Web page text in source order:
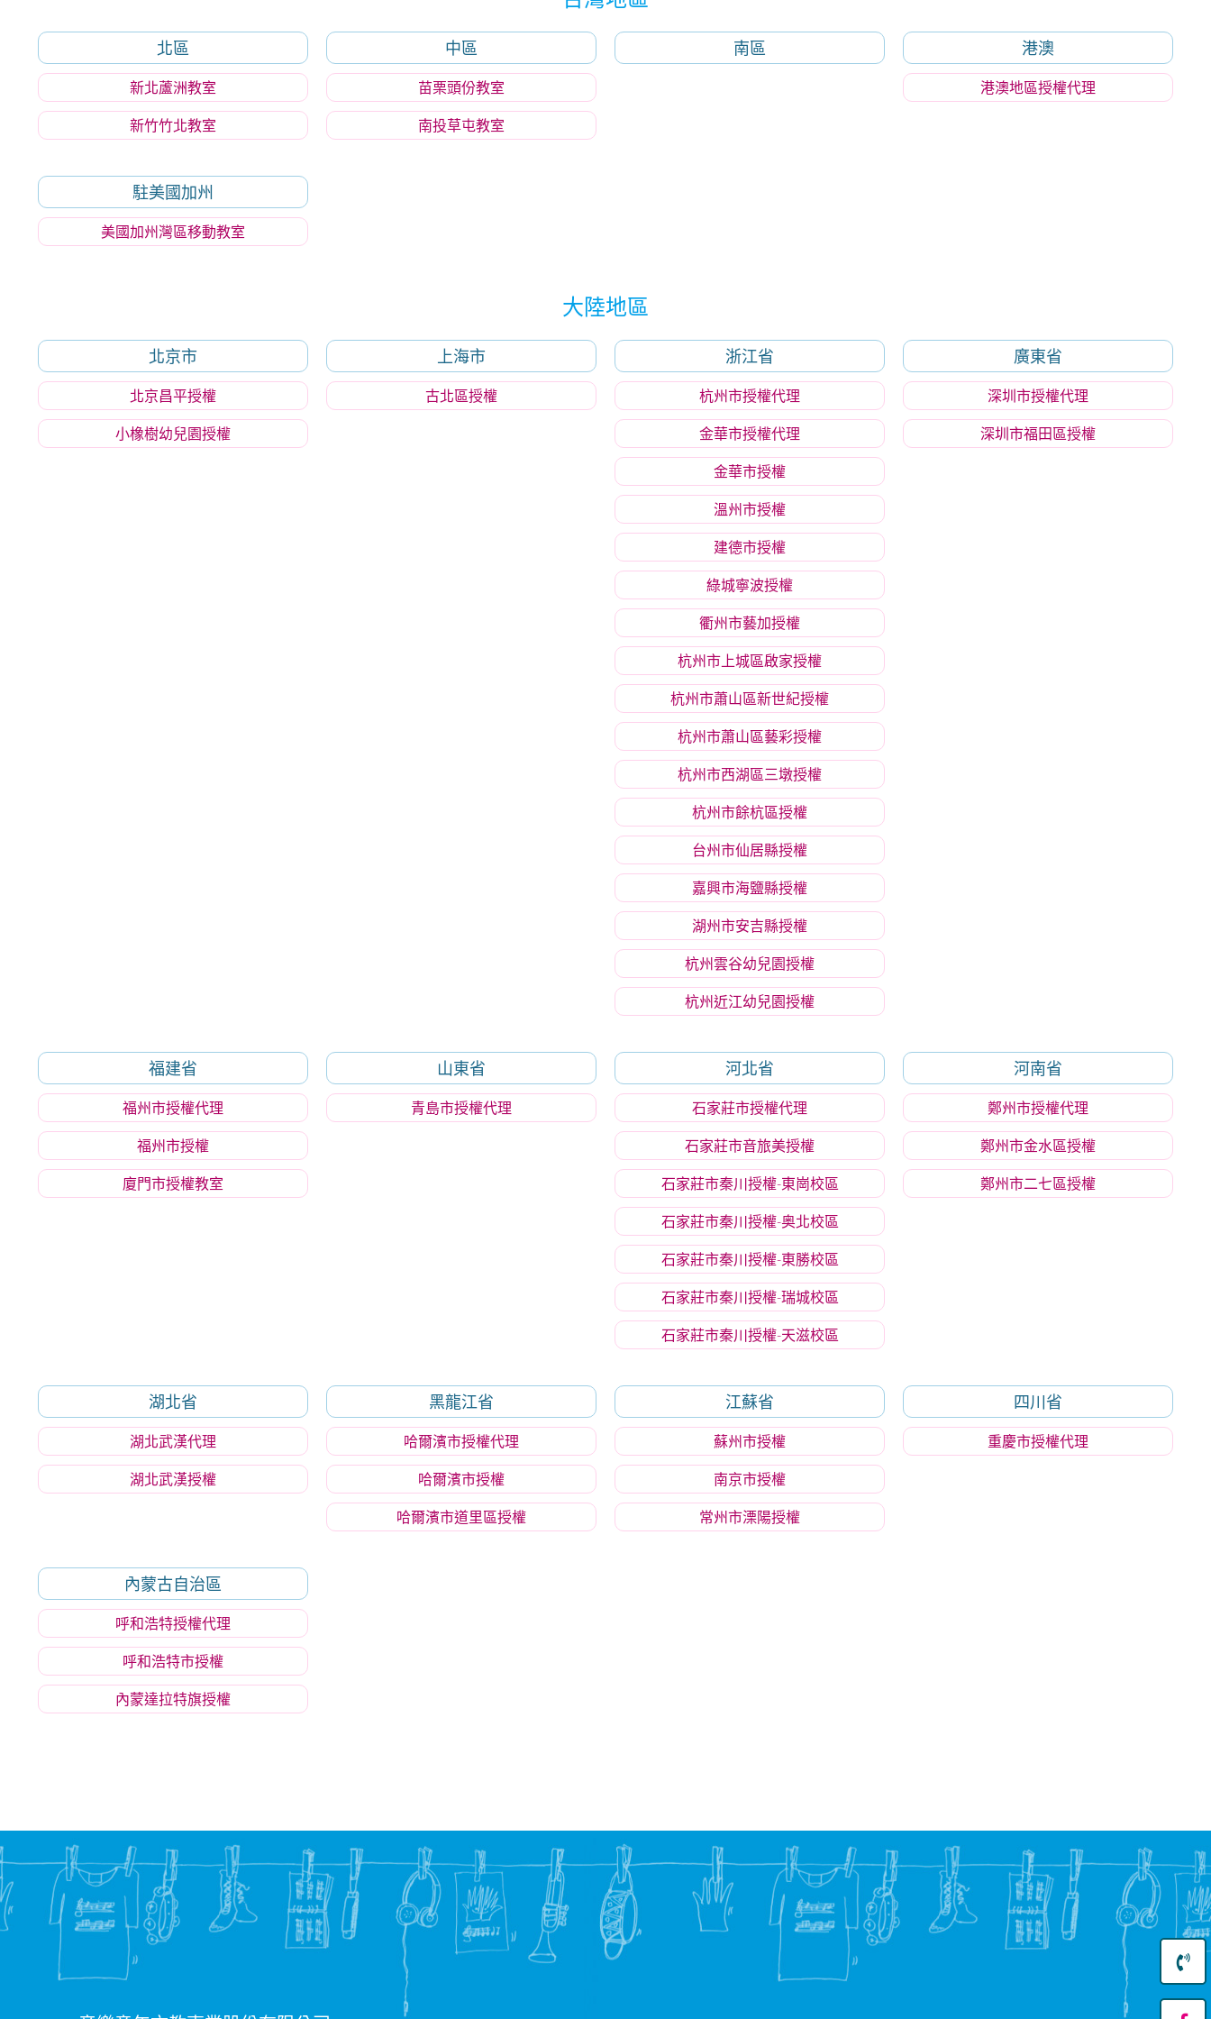
北區
新北蘆洲教室
新竹竹北教室
中區
苗栗頭份教室
南投草屯教室
南區 港澳
港澳地區授權代理
駐美國加州
美國加州灣區移動教室
大陸地區
北京市
北京昌平授權
小橡樹幼兒園授權
上海市
古北區授權
浙江省
杭州市授權代理
金華市授權代理
金華市授權
溫州市授權
建德市授權
綠城寧波授權
衢州市藝加授權
杭州市上城區啟家授權
杭州市蕭山區新世紀授權
杭州市蕭山區藝彩授權
杭州市西湖區三墩授權
杭州市餘杭區授權
台州市仙居縣授權
嘉興市海鹽縣授權
湖州市安吉縣授權
杭州雲谷幼兒園授權
杭州近江幼兒園授權
廣東省
深圳市授權代理
深圳市福田區授權
福建省
福州市授權代理
福州市授權
廈門市授權教室
山東省
青島市授權代理
河北省
石家莊市授權代理
石家莊市音旅美授權
石家莊市秦川授權-東崗校區
石家莊市秦川授權-奥北校區
石家莊市秦川授權-東勝校區
石家莊市秦川授權-瑞城校區
石家莊市秦川授權-天滋校區
河南省
鄭州市授權代理
鄭州市金水區授權
鄭州市二七區授權
湖北省
湖北武漢代理
湖北武漢授權
黑龍江省
哈爾濱市授權代理
哈爾濱市授權
哈爾濱市道里區授權
江蘇省
蘇州市授權
南京市授權
常州市溧陽授權
四川省
重慶市授權代理
內蒙古自治區
呼和浩特授權代理
呼和浩特市授權
內蒙達拉特旗授權